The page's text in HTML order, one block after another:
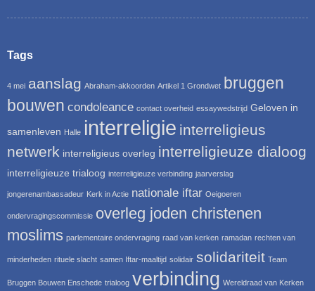
Tags
4 mei aanslag Abraham-akkoorden Artikel 1 Grondwet bruggen
bouwen condoleance contact overheid essaywedstrijd Geloven in
samenleven Halle interreligie interreligieus
netwerk interreligieus overleg interreligieuze dialoog
interreligieuze trialoog interreligieuze verbinding jaarverslag
jongerenambassadeur Kerk in Actie nationale iftar Oeigoeren
ondervragingscommissie overleg joden christenen
moslims parlementaire ondervraging raad van kerken ramadan rechten van
minderheden rituele slacht samen Iftar-maaltijd solidair solidariteit Team
Bruggen Bouwen Enschede trialoog verbinding Wereldraad van Kerken